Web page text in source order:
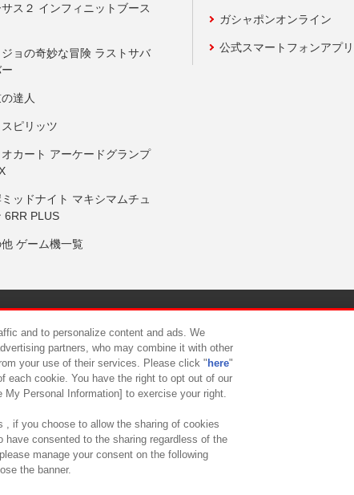
ス２ インフィニットブース
ョの奇妙な冒険 ラストサバ
達人
ピリッツ
カート アーケードグランプ
ッドナイト マキシマムチュ
6RR PLUS
ゲーム機一覧
ガシャポンオンライン
公式スマートフォンアプリ
について カスタマーハラスメント対応方針
and to personalize content and ads. We
partners, who may combine it with other
your use of their services. Please click " here"
each cookie. You have the right to opt out of our
Personal Information] to exercise your right.
, if you choose to allow the sharing of cookies
have consented to the sharing regardless of the
manage your consent on the following
the banner.